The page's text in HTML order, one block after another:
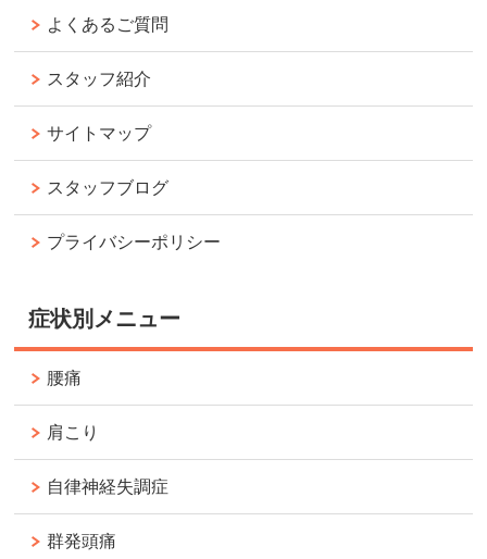
よくあるご質問
スタッフ紹介
サイトマップ
スタッフブログ
プライバシーポリシー
症状別メニュー
腰痛
肩こり
自律神経失調症
群発頭痛